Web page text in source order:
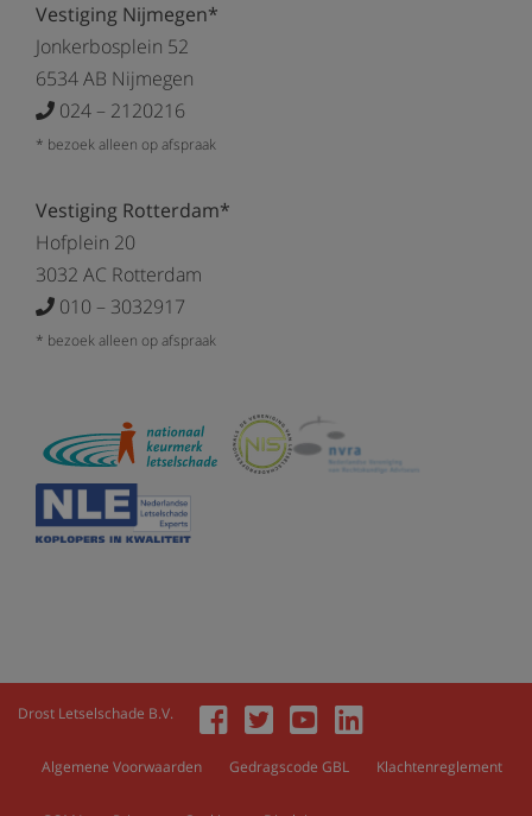
Vestiging Nijmegen*
Jonkerbosplein 52
6534 AB Nijmegen
024 – 2120216
* bezoek alleen op afspraak
Vestiging Rotterdam*
Hofplein 20
3032 AC Rotterdam
010 – 3032917
* bezoek alleen op afspraak
Drost Letselschade B.V.
Algemene Voorwaarden Gedragscode GBL Klachtenreglement